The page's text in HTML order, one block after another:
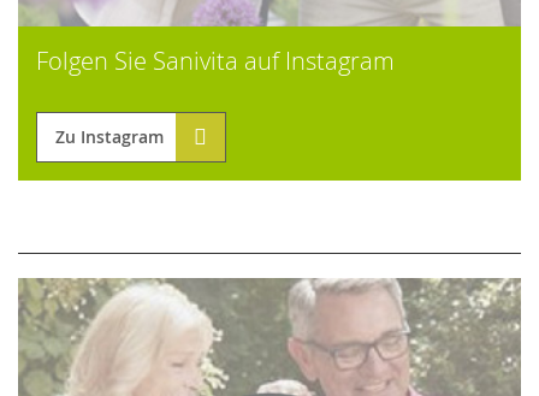
Folgen Sie Sanivita auf Instagram
Zu Instagram